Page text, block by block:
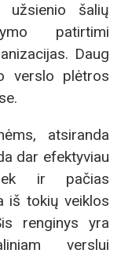
užsienio šalių
patirtimi
Daug
verslo plėtros
atsiranda
dar efektyviau
ir pačias
iš tokių veiklos
renginys yra
verslui